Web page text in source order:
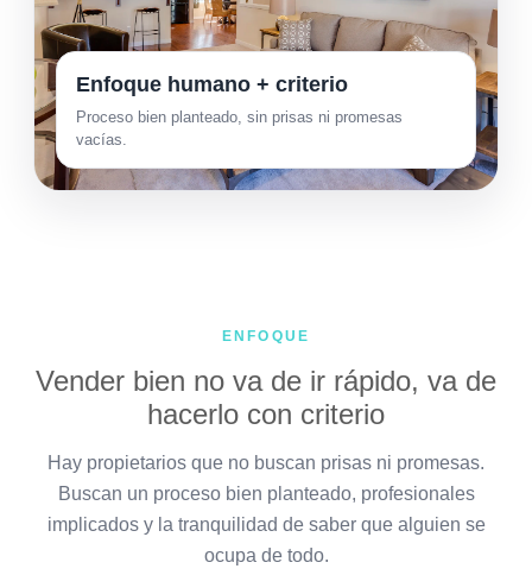
Enfoque humano + criterio
Proceso bien planteado, sin prisas ni promesas
vacías.
ENFOQUE
Vender bien no va de ir rápido, va de
hacerlo con criterio
Hay propietarios que no buscan prisas ni promesas.
Buscan un proceso bien planteado, profesionales
implicados y la tranquilidad de saber que alguien se
ocupa de todo.